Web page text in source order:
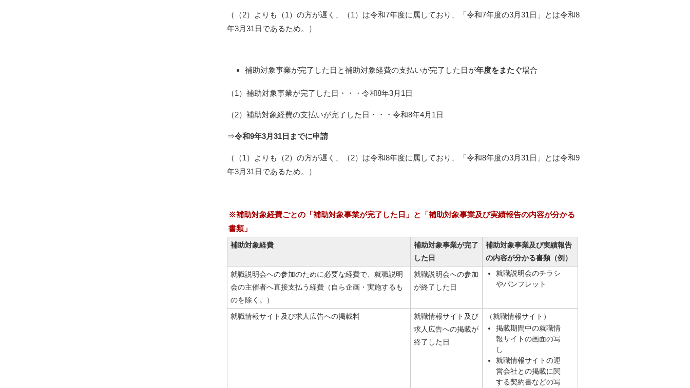
（（2）よりも（1）の方が遅く、（1）は令和7年度に属しており、「令和7年度の3月31日」とは令和8
年3月31日であるため。）
補助対象事業が完了した日と補助対象経費の支払いが完了した日が年度をまたぐ場合
（1）補助対象事業が完了した日・・・令和8年3月1日
（2）補助対象経費の支払いが完了した日・・・令和8年4月1日
⇒令和9年3月31日までに申請
（（1）よりも（2）の方が遅く、（2）は令和8年度に属しており、「令和8年度の3月31日」とは令和9
年3月31日であるため。）
※補助対象経費ごとの「補助対象事業が完了した日」と「補助対象事業及び実績報告の内容が分かる
書類」
補助対象経費
補助対象事業が完了
した日
補助対象事業及び実績報告
の内容が分かる書類（例）
就職説明会への参加のために必要な経費で、就職説明
会の主催者へ直接支払う経費（自ら企画・実施するも
のを除く。）
就職説明会への参加
が終了した日
就職説明会のチラシ
やパンフレット
就職情報サイト及び求人広告への掲載料
就職情報サイト及び
求人広告への掲載が
終了した日
（就職情報サイト）
掲載期間中の就職情
報サイトの画面の写
し
就職情報サイトの運
営会社との掲載に関
する契約書などの写